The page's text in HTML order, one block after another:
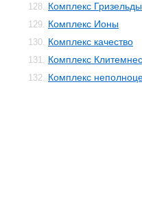
128. Комплекс Гризельды
129. Комплекс Ионы
130. Комплекс качество
131. Комплекс
132. Комплекс